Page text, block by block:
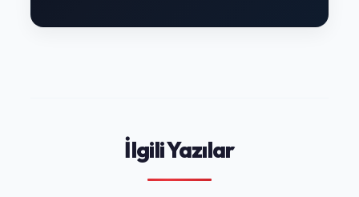
İlgili Yazılar